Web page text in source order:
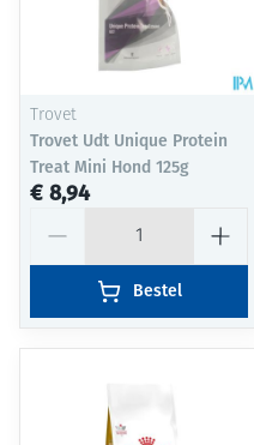
Trovet
Trovet Udt Unique Protein
Treat Mini Hond 125g
€ 8,94
Bestel